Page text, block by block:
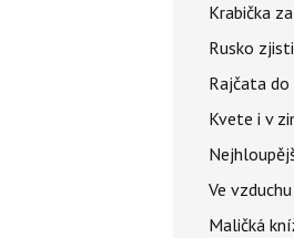
Krabička
Rusko
Rajčata
Kvete i v
Ve
Maličká